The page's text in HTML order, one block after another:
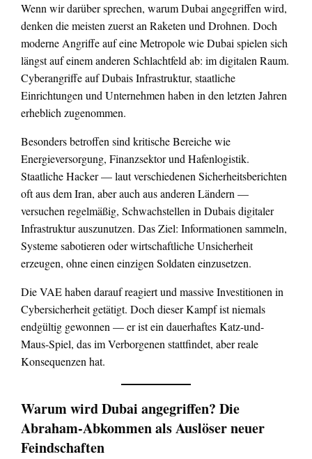
Wenn wir darüber sprechen, warum Dubai angegriffen wird,
denken die meisten zuerst an Raketen und Drohnen. Doch
moderne Angriffe auf eine Metropole wie Dubai spielen sich
längst auf einem anderen Schlachtfeld ab: im digitalen Raum.
Cyberangriffe auf Dubais Infrastruktur, staatliche
Einrichtungen und Unternehmen haben in den letzten Jahren
erheblich zugenommen.
Besonders betroffen sind kritische Bereiche wie
Energieversorgung, Finanzsektor und Hafenlogistik.
Staatliche Hacker — laut verschiedenen Sicherheitsberichten
oft aus dem Iran, aber auch aus anderen Ländern —
versuchen regelmäßig, Schwachstellen in Dubais digitaler
Infrastruktur auszunutzen. Das Ziel: Informationen sammeln,
Systeme sabotieren oder wirtschaftliche Unsicherheit
erzeugen, ohne einen einzigen Soldaten einzusetzen.
Die VAE haben darauf reagiert und massive Investitionen in
Cybersicherheit getätigt. Doch dieser Kampf ist niemals
endgültig gewonnen — er ist ein dauerhaftes Katz-und-
Maus-Spiel, das im Verborgenen stattfindet, aber reale
Konsequenzen hat.
Warum wird Dubai angegriffen? Die
Abraham-Abkommen als Auslöser neuer
Feindschaften